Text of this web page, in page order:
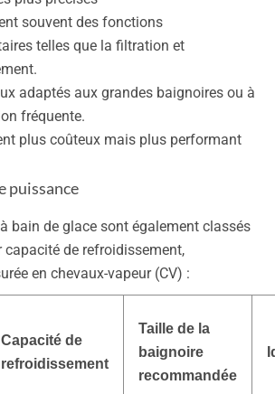
souvent des fonctions
telles que la filtration et
adaptés aux grandes baignoires ou à
fréquente.
plus coûteux mais plus performant
puissance
bain de glace sont également classés
de refroidissement,
en chevaux-vapeur (CV) :
Capacité de
refroidissement
Taille de la
baignoire
recommandée